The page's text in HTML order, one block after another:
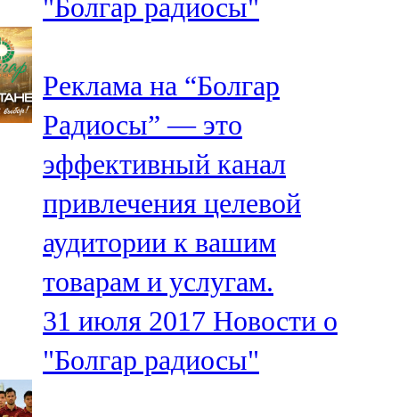
"Болгар радиосы"
Реклама на “Болгар
Радиосы” — это
эффективный канал
привлечения целевой
аудитории к вашим
товарам и услугам.
31 июля 2017 Новости о
"Болгар радиосы"